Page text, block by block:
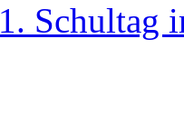
1. Schultag